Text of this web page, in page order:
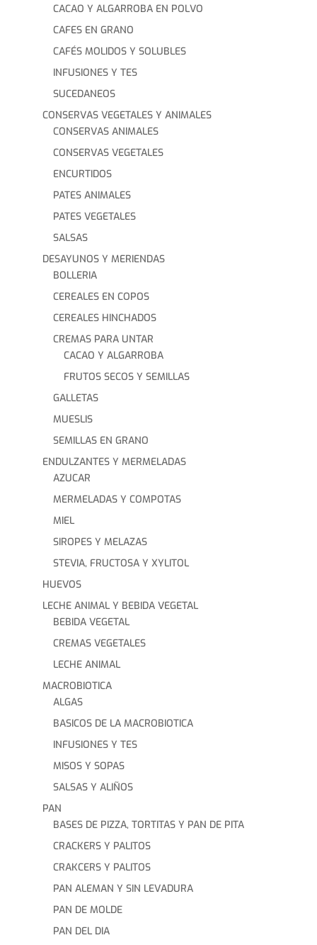
CACAO Y ALGARROBA EN POLVO
CAFES EN GRANO
CAFÉS MOLIDOS Y SOLUBLES
INFUSIONES Y TES
SUCEDANEOS
CONSERVAS VEGETALES Y ANIMALES
CONSERVAS ANIMALES
CONSERVAS VEGETALES
ENCURTIDOS
PATES ANIMALES
PATES VEGETALES
SALSAS
DESAYUNOS Y MERIENDAS
BOLLERIA
CEREALES EN COPOS
CEREALES HINCHADOS
CREMAS PARA UNTAR
CACAO Y ALGARROBA
FRUTOS SECOS Y SEMILLAS
GALLETAS
MUESLIS
SEMILLAS EN GRANO
ENDULZANTES Y MERMELADAS
AZUCAR
MERMELADAS Y COMPOTAS
MIEL
SIROPES Y MELAZAS
STEVIA, FRUCTOSA Y XYLITOL
HUEVOS
LECHE ANIMAL Y BEBIDA VEGETAL
BEBIDA VEGETAL
CREMAS VEGETALES
LECHE ANIMAL
MACROBIOTICA
ALGAS
BASICOS DE LA MACROBIOTICA
INFUSIONES Y TES
MISOS Y SOPAS
SALSAS Y ALIÑOS
PAN
BASES DE PIZZA, TORTITAS Y PAN DE PITA
CRACKERS Y PALITOS
CRAKCERS Y PALITOS
PAN ALEMAN Y SIN LEVADURA
PAN DE MOLDE
PAN DEL DIA